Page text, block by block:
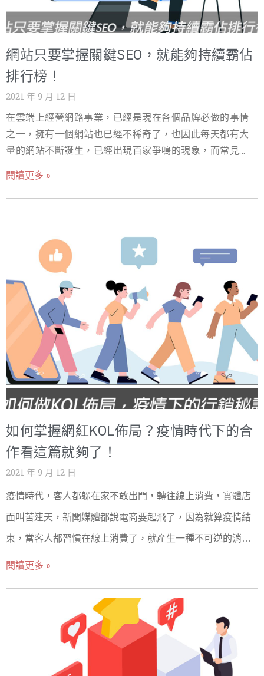
評論時如何解套 對於消費者習性來說，喜歡你的不太會說，
但討厭你的一定到處宣傳，也因此若是出現了負評了該怎麼
辦呢? 首先第一點，先行了解負評是哪一種： 看到負評
時，一定讓人感到不愉快，會感到委屈或沮喪，但我們還是
要放下情緒，去分辨這負評是哪一種： 產品負評：像是餐點
的口味不好，那我們可以再次檢視做菜的流程是否有問題，
或是記錄下來作為能進步的方向。 服務負評：若是針對人員
的服務，可以了解當時的情
網站只要掌握關鍵SEO，就能夠持續霸佔
排行榜！
2021 年 9 月 12 日
在雲端上經營網路事業，已經是現在各個品牌必做的事情
之一，擁有一個網站也已經不稀奇了，也因此每天都有大
量的網站不斷誕生，已經出現百家爭鳴的現象，而常見的
的媒介，在搜尋引擎上的曝光程度影響品牌的程度非常
大，若是網站沒有在搜尋引擎的前幾頁，那麼做好的網站
擎優化? 上面提到的SEO搜尋引擎優化其英文全名是
(Search Engine Optimization)，是一種利用「搜尋引擎」
來幫助企業品牌「優化網站」的一項技術，其核心概念是
將企業品牌的網站排在更前面，是現在數位行銷課題中，
最重要的議題之一。在Google搜尋引擎上曝光方式主要有
兩種，第一種是利用「Google廣告」去付費出現在廣告版
位上，會針對競價的方式去比較排行（也就是跟競爭對手
比花越多錢，越會跑在前面)，而第二種就是網站的自然排
序，Google搜尋引擎的演算法會認定「優質的」、「對搜
尋該關鍵字使用者有幫助的網站」，自然就會將該網站排
認可，就是SEO搜尋引擎優化的目的之一。 為什麼要網站
要做SEO搜尋引擎優化? 在網路上擁有一個網站的最大目
管是想要建立品牌形象，或者是想要透過電子商務網站銷
售一些產品，而達到這些目的，最重要的是要讓人來此網
站觀看，實體店鋪會想要有「人流」，而相對的網站也需
夠做到某種利益的事情，甚至是可以針對這些流量的監
測，進行整體行銷策略的規劃。 也因為現在人在接收新知
站能夠排在前三頁，想必可以增加許多人到訪，一般而
言，在搜尋引擎上搜尋的文字都是有「目的性的」，比如
想要找「網站架設」，肯定是希望看到網站架設相關的文
章吧？而相對的若是搜尋引擎沒辦法找到品牌網頁，那麼
就喪失了非常多吸引客戶的機會，比起透過付費廣告的方
閱讀更多 »
如何掌握網紅KOL佈局？疫情時代下的合
作看這篇就夠了！
2021 年 9 月 12 日
疫情時代，客人都躲在家不敢出門，轉往線上消費，實體店
面叫苦連天，新聞媒體都說電商要起飛了，因為就算疫情結
束，當客人都習慣在線上消費了，就產生一種不可逆的消費
結構改變，也造成所謂的後疫情時代，與疫情前是截然不同
品這麼多，都會在電商平台上販售，也會在Facebook、
Google 上投廣告，客人都被類似的資訊瘋狂轟炸，如果你站
在客人的角度想，到底該怎麼選擇才好呢？ 若此時有信任的
人跟你說，你想買的東西，他用了某個牌子覺得不錯，你是
閱讀更多 »